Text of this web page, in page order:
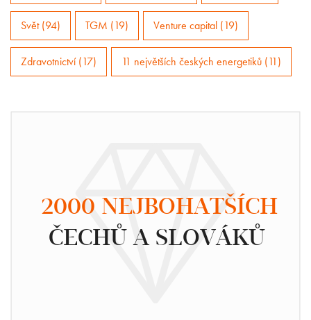
Svět (94) TGM (19) Venture capital (19)
Zdravotnictví (17) 11 největších českých energetiků (11)
2000 NEJBOHATŠÍCH
ČECHŮ A SLOVÁKŮ